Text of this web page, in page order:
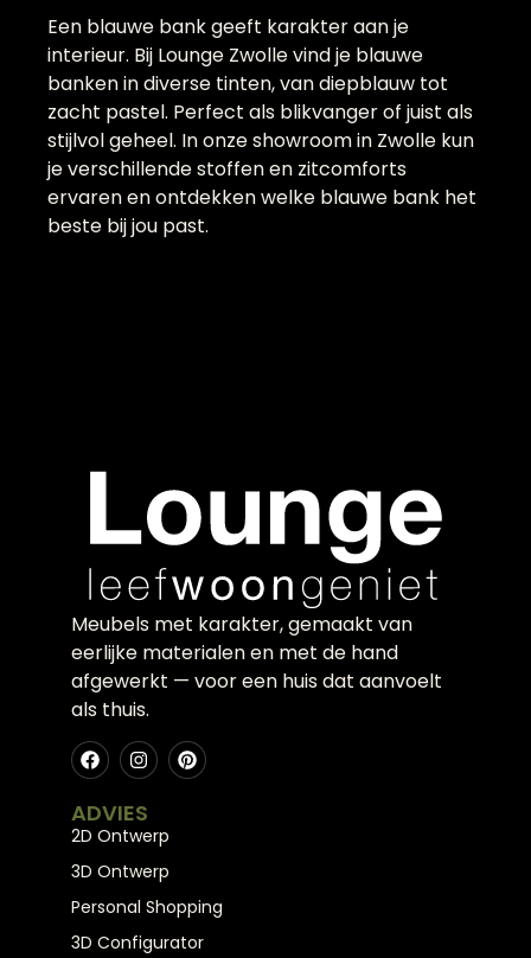
Een blauwe bank geeft karakter aan je
interieur. Bij Lounge Zwolle vind je blauwe
banken in diverse tinten, van diepblauw tot
zacht pastel. Perfect als blikvanger of juist als
stijlvol geheel. In onze showroom in Zwolle kun
je verschillende stoffen en zitcomforts
ervaren en ontdekken welke blauwe bank het
beste bij jou past.
Meubels met karakter, gemaakt van
eerlijke materialen en met de hand
afgewerkt — voor een huis dat aanvoelt
als thuis.
ADVIES
2D Ontwerp
3D Ontwerp
Personal Shopping
3D Configurator